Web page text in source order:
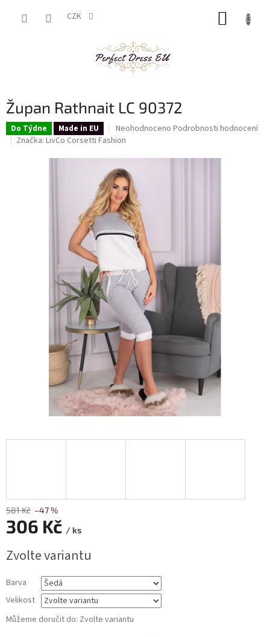
CZK
Župan Rathnait LC 90372
Do Týdne Made in EU
Průměrné
hodnocení
je
0,0
z
5
hvězdiček.
Neohodnoceno Podrobnosti hodnocení
Značka: LivCo Corsetti Fashion
581 Kč –47 %
306 Kč / ks
cena:
Zvolte variantu
Barva
Velikost
Můžeme doručit do: Zvolte variantu